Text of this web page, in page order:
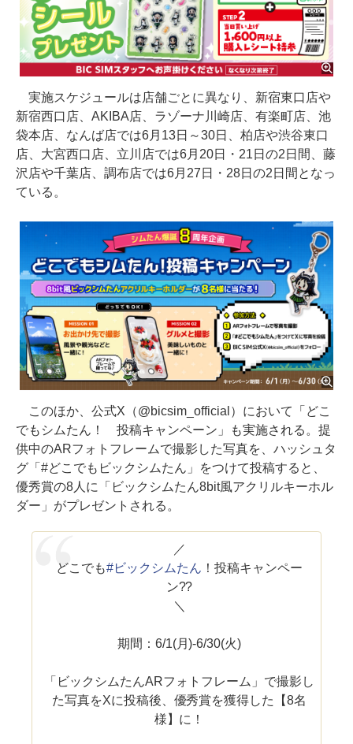
実施スケジュールは店舗ごとに異なり、新宿東口店や
新宿西口店、AKIBA店、ラゾーナ川崎店、有楽町店、池
袋本店、なんば店では6月13日～30日、柏店や渋谷東口
店、大宮西口店、立川店では6月20日・21日の2日間、藤
沢店や千葉店、調布店では6月27日・28日の2日間となっ
ている。
このほか、公式X（@bicsim_official）において「どこ
でもシムたん！ 投稿キャンペーン」も実施される。提
供中のARフォトフレームで撮影した写真を、ハッシュタ
グ「#どこでもビックシムたん」をつけて投稿すると、
優秀賞の8人に「ビックシムたん8bit風アクリルキーホル
ダー」がプレゼントされる。
／
どこでも#ビックシムたん ！投稿キャンペー
ン??
＼
期間：6/1(月)-6/30(火)
「ビックシムたんARフォトフレーム」で撮影し
た写真をXに投稿後、優秀賞を獲得した【8名
様】に！